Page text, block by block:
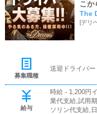
こか
The
[デリ
募集職種
送迎ドライバー
給与
時給 - 1,200円
業代支給,試用
ソリン代支給,